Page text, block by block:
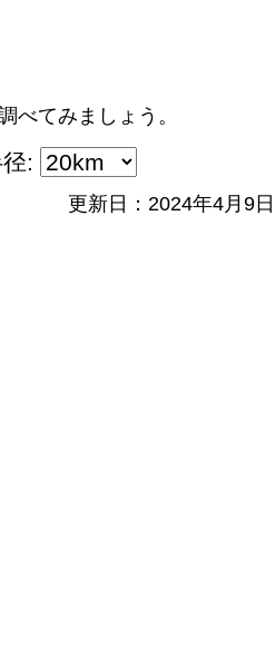
べてみましょう。
:
更新日：2024年4月9日